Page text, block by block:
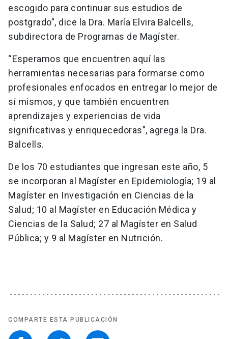
escogido para continuar sus estudios de
postgrado”, dice la Dra. María Elvira Balcells,
subdirectora de Programas de Magíster.
“Esperamos que encuentren aquí las
herramientas necesarias para formarse como
profesionales enfocados en entregar lo mejor de
sí mismos, y que también encuentren
aprendizajes y experiencias de vida
significativas y enriquecedoras”, agrega la Dra.
Balcells.
De los 70 estudiantes que ingresan este año, 5
se incorporan al Magíster en Epidemiología; 19 al
Magíster en Investigación en Ciencias de la
Salud; 10 al Magíster en Educación Médica y
Ciencias de la Salud; 27 al Magíster en Salud
Pública; y 9 al Magíster en Nutrición.
COMPARTE ESTA PUBLICACIÓN